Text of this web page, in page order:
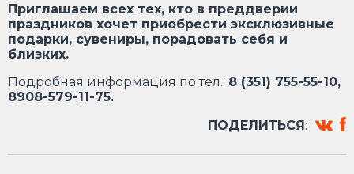
Приглашаем всех тех, кто в преддверии
праздников хочет приобрести эксклюзивные
подарки, сувениры, порадовать себя и
близких.
Подробная информация по тел.: 8 (351) 755-55-10,
8908-579-11-75.
ПОДЕЛИТЬСЯ: